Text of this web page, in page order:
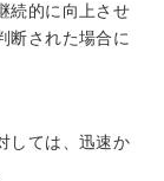
続的に向上させ
断された場合に
しては、迅速か